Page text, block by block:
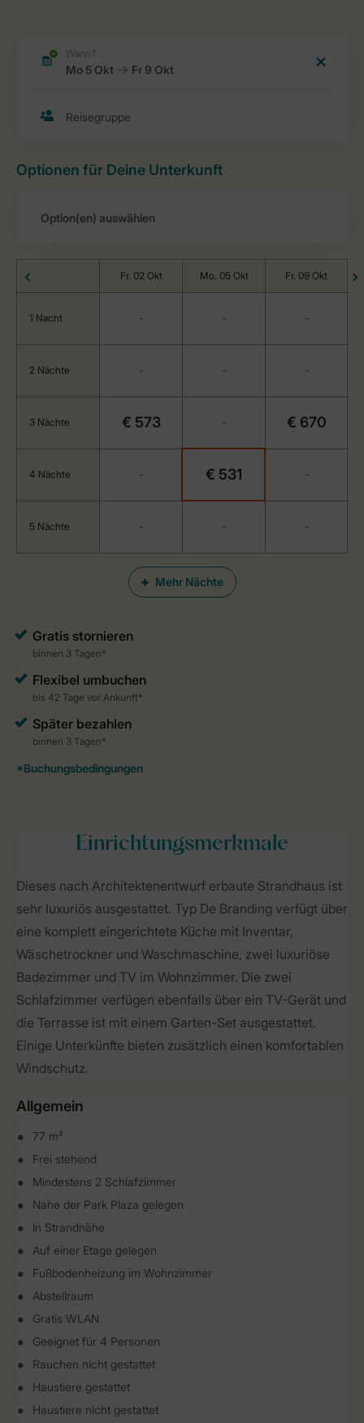
Optionen für Deine Unterkunft
Mehr Nächte
Fr. 02 Okt Mo. 05 Okt Fr. 09 Okt
1 Nacht - - -
2 Nächte - - -
3 Nächte € 573 - € 670
4 Nächte - € 531 -
5 Nächte - - -
Einrichtungsmerkmale
Dieses nach Architektenentwurf erbaute Strandhaus ist
sehr luxuriös ausgestattet. Typ De Branding verfügt über
eine komplett eingerichtete Küche mit Inventar,
Wäschetrockner und Waschmaschine, zwei luxuriöse
Badezimmer und TV im Wohnzimmer. Die zwei
Schlafzimmer verfügen ebenfalls über ein TV-Gerät und
die Terrasse ist mit einem Garten-Set ausgestattet.
Einige Unterkünfte bieten zusätzlich einen komfortablen
Windschutz.
Allgemein
77 m²
Frei stehend
Mindestens 2 Schlafzimmer
Nahe der Park Plaza gelegen
In Strandnähe
Auf einer Etage gelegen
Fußbodenheizung im Wohnzimmer
Abstellraum
Gratis WLAN
Geeignet für 4 Personen
Rauchen nicht gestattet
Haustiere gestattet
Haustiere nicht gestattet